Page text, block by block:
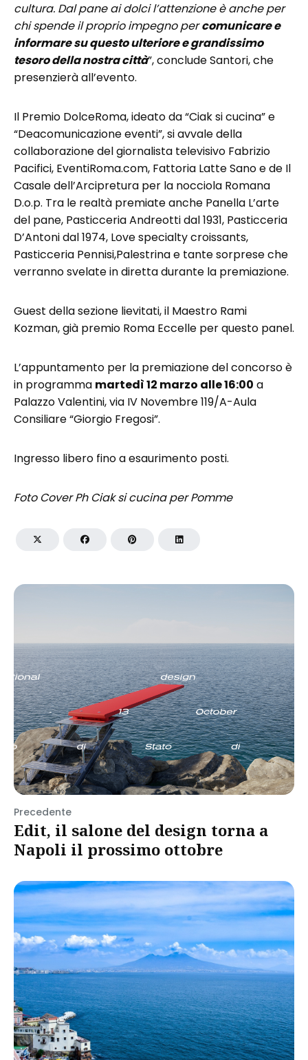
cultura. Dal pane ai dolci l’attenzione è anche per
chi spende il proprio impegno percomunicare e
informare su questo ulteriore e grandissimo
tesoro della nostra città”, conclude Santori, che
presenzierà all’evento.
Il Premio DolceRoma, ideato da “Ciak si cucina” e
“Deacomunicazione eventi”, si avvale della
collaborazione del giornalista televisivo Fabrizio
Pacifici, EventiRoma.com, Fattoria Latte Sano e de Il
Casale dell’Arcipretura per la nocciola Romana
D.o.p. Tra le realtà premiate anche Panella L’arte
del pane, Pasticceria Andreotti dal 1931, Pasticceria
D’Antoni dal 1974, Love specialty croissants,
Pasticceria Pennisi,Palestrina e tante sorprese che
verranno svelate in diretta durante la premiazione.
Guest della sezione lievitati, il Maestro Rami
Kozman, già premio Roma Eccelle per questo panel.
L’appuntamento per la premiazione del concorso è
in programma martedì 12 marzo alle 16:00 a
Palazzo Valentini, via IV Novembre 119/A-Aula
Consiliare “Giorgio Fregosi”.
Ingresso libero fino a esaurimento posti.
Foto Cover Ph Ciak si cucina per Pomme
Precedente
Edit, il salone del design torna a
Napoli il prossimo ottobre